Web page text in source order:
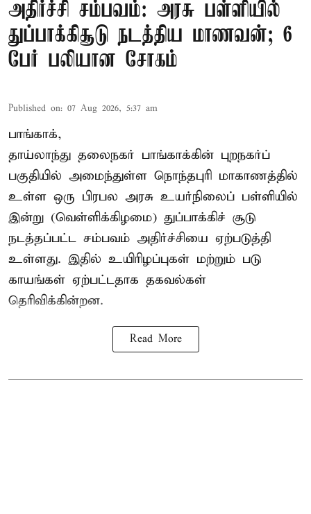
அதிர்ச்சி சம்பவம்: அரசு பள்ளியில்
துப்பாக்கிசூடு நடத்திய மாணவன்; 6
பேர் பலியான சோகம்
Published on: 07 Aug 2026, 5:37 am
பாங்காக்,
தாய்லாந்து தலைநகர் பாங்காக்கின் புறநகர்ப்
பகுதியில் அமைந்துள்ள நொந்தபுரி மாகாணத்தில்
உள்ள ஒரு பிரபல அரசு உயர்நிலைப் பள்ளியில்
இன்று (வெள்ளிக்கிழமை) துப்பாக்கிச் சூடு
நடத்தப்பட்ட சம்பவம் அதிர்ச்சியை ஏற்படுத்தி
உள்ளது. இதில் உயிரிழப்புகள் மற்றும் படு
காயங்கள் ஏற்பட்டதாக தகவல்கள்
தெரிவிக்கின்றன.
Read More